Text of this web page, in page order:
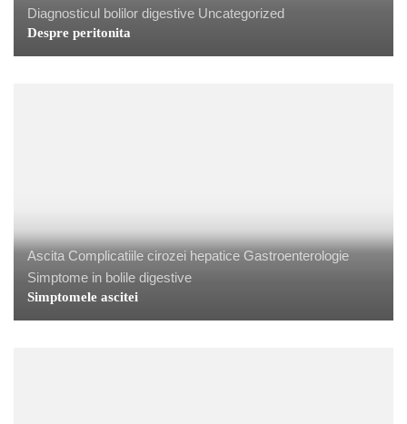
Diagnosticul bolilor digestive Uncategorized
Despre peritonita
Ascita Complicatiile cirozei hepatice Gastroenterologie
Simptome in bolile digestive
Simptomele ascitei